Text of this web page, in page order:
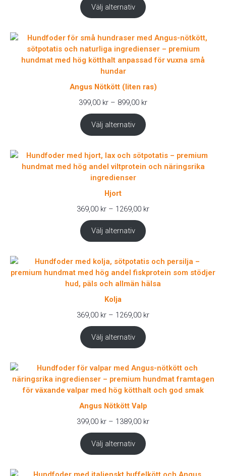
Välj alternativ
Angus Nötkött (liten ras)
399,00 kr – 899,00 krPrisintervall:
Välj alternativ
Hjort
369,00 kr – 1269,00 krPrisintervall:
Välj alternativ
Kolja
369,00 kr – 1269,00 krPrisintervall:
Välj alternativ
Angus Nötkött Valp
399,00 kr – 1389,00 krPrisintervall:
Välj alternativ